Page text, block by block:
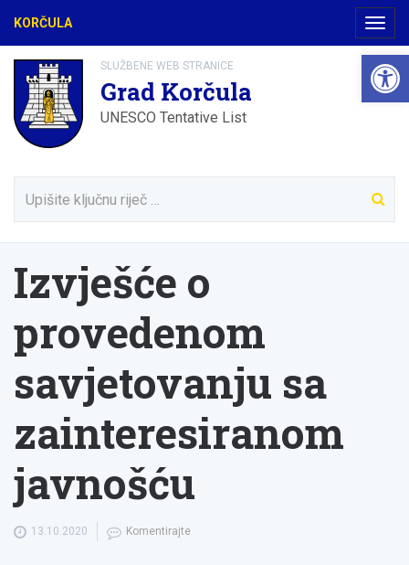
KORČULA
SLUŽBENE WEB STRANICE
Grad Korčula
UNESCO Tentative List
Izvješće o
provedenom
savjetovanju sa
zainteresiranom
javnošću
13.10.2020 Komentirajte